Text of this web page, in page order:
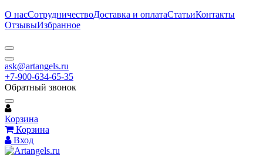
О насСотрудничествоДоставка и оплатаСтатьиКонтакты
ОтзывыИзбранное
ask@artangels.ru
+7-900-634-65-35
Обратный звонок
Корзина
Корзина
Вход